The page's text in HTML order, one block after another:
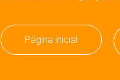
Página inicial